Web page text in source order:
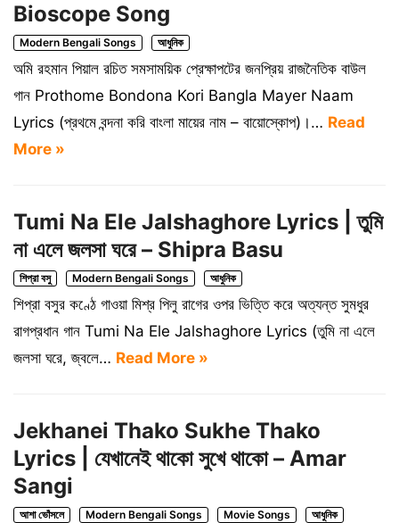
Bioscope Song
Modern Bengali Songs আধুনিক
অমি রহমান পিয়াল রচিত সমসাময়িক প্রেক্ষাপটের জনপ্রিয় রাজনৈতিক বাউল
গান Prothome Bondona Kori Bangla Mayer Naam
Lyrics (প্রথমে বন্দনা করি বাংলা মায়ের নাম – বায়োস্কোপ)।… Read
More »
Tumi Na Ele Jalshaghore Lyrics | তুমি
না এলে জলসা ঘরে – Shipra Basu
শিপ্রা বসু Modern Bengali Songs আধুনিক
শিপ্রা বসুর কণ্ঠে গাওয়া মিশ্র পিলু রাগের ওপর ভিত্তি করে অত্যন্ত সুমধুর
রাগপ্রধান গান Tumi Na Ele Jalshaghore Lyrics (তুমি না এলে
জলসা ঘরে, জ্বলে… Read More »
Jekhanei Thako Sukhe Thako
Lyrics | যেখানেই থাকো সুখে থাকো – Amar
Sangi
আশা ভোঁসলে Modern Bengali Songs Movie Songs
আধুনিক